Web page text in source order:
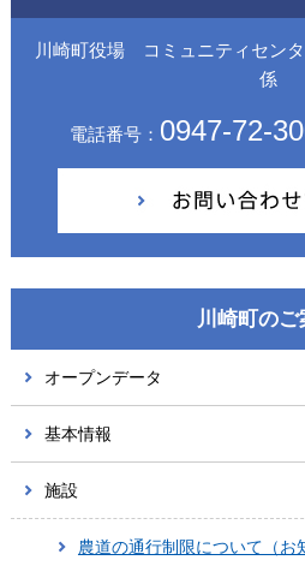
川崎町役場 コミュニティセン
係
電話番号： 0947-72-
川崎町のご
オープンデータ
基本情報
施設
農道の通行制限について（お